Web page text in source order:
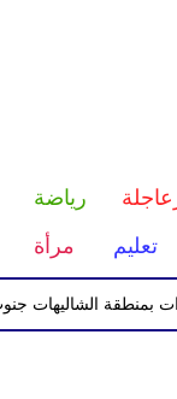
رياضة
تعليم مرأة
الشاليهات جنوب لبنان